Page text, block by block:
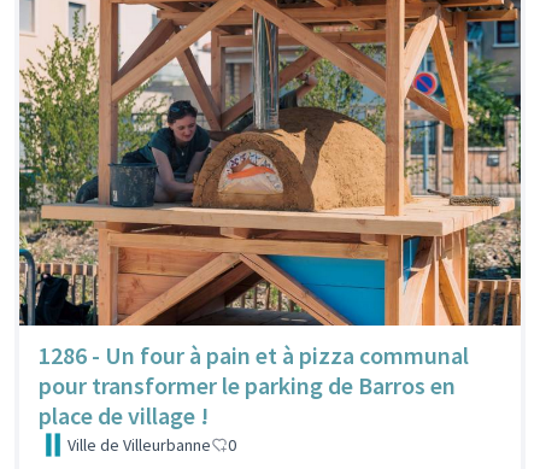
1286 - Un four à pain et à pizza communal
pour transformer le parking de Barros en
place de village !
Ville de Villeurbanne 0